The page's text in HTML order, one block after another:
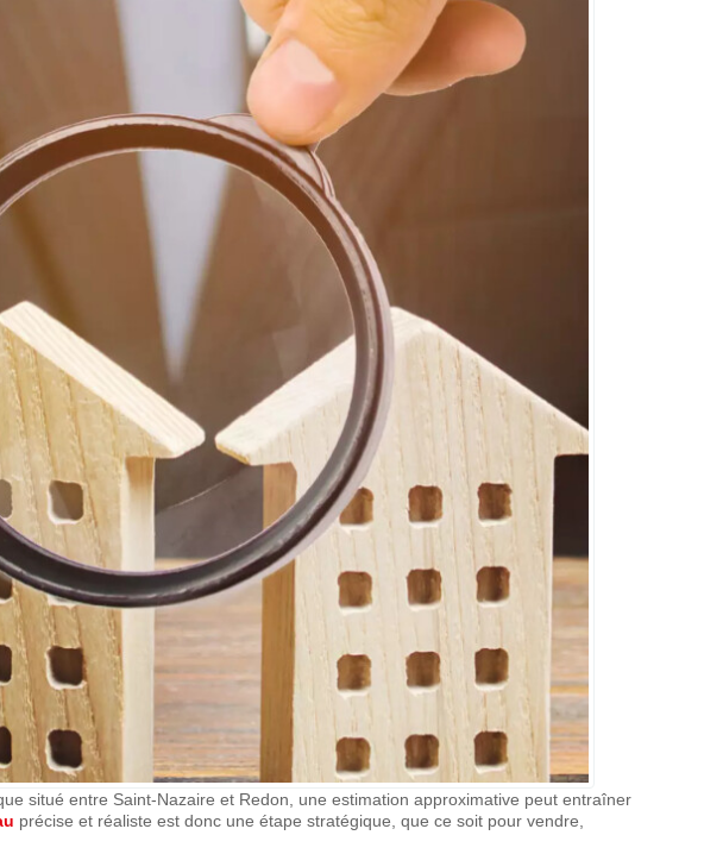
situé entre Saint-Nazaire et Redon, une estimation approximative peut entraîner
précise et réaliste est donc une étape stratégique, que ce soit pour vendre,